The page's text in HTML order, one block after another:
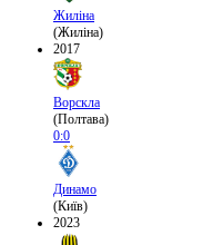
Жиліна
(Жиліна)
2017
Ворскла
(Полтава)
0:0
Динамо
(Київ)
2023